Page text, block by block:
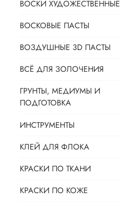
ВОСКИ ХУДОЖЕСТВЕННЫЕ
ВОСКОВЫЕ ПАСТЫ
ВОЗДУШНЫЕ 3D ПАСТЫ
ВСЁ ДЛЯ ЗОЛОЧЕНИЯ
ГРУНТЫ, МЕДИУМЫ И
ПОДГОТОВКА
ИНСТРУМЕНТЫ
КЛЕЙ ДЛЯ ФЛОКА
КРАСКИ ПО ТКАНИ
КРАСКИ ПО КОЖЕ